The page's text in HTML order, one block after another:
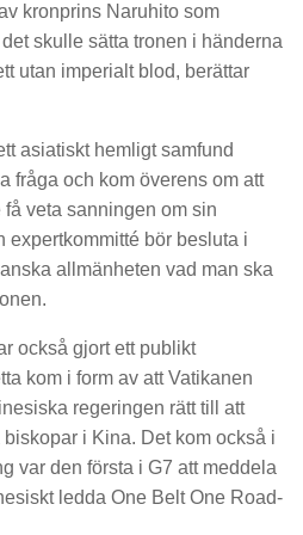
kronprins Naruhito som
skulle sätta tronen i händerna
utan imperialt blod, berättar
asiatiskt hemligt samfund
fråga och kom överens om att
veta sanningen om sin
expertkommitté bör besluta i
allmänheten vad man ska
också gjort ett publikt
kom i form av att Vatikanen
regeringen rätt till att
i Kina. Det kom också i
var den första i G7 att meddela
ledda One Belt One Road-